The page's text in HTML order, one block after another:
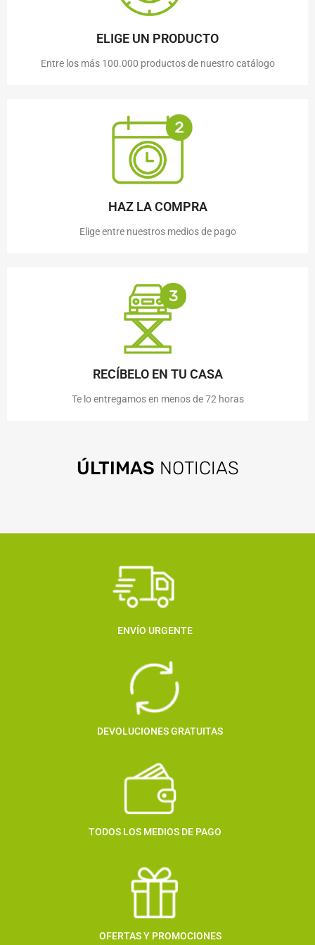
ELIGE UN PRODUCTO
Entre los más 100.000 productos de nuestro catálogo
HAZ LA COMPRA
Elige entre nuestros medios de pago
RECÍBELO EN TU CASA
Te lo entregamos en menos de 72 horas
ÚLTIMAS NOTICIAS
ENVÍO URGENTE
DEVOLUCIONES GRATUITAS
TODOS LOS MEDIOS DE PAGO
OFERTAS Y PROMOCIONES